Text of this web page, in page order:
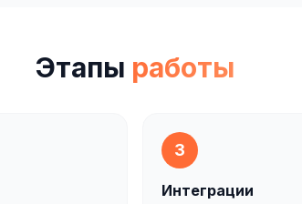
Этапы работы
3
Интеграции